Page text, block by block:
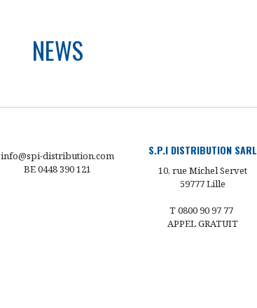
NEWS
info@spi-distribution.com
BE 0448 390 121
S.P.I DISTRIBUTION SARL
10, rue Michel Servet
59777 Lille
T 0800 90 97 77
APPEL GRATUIT